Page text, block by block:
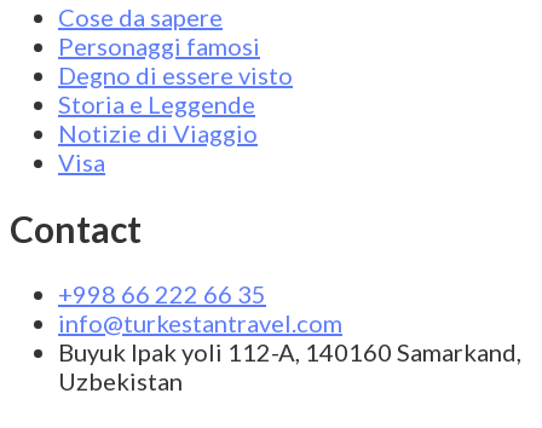
Cose da sapere
Personaggi famosi
Degno di essere visto
Storia e Leggende
Notizie di Viaggio
Visa
Contact
+998 66 222 66 35
info@turkestantravel.com
Buyuk Ipak yoli 112-A, 140160 Samarkand,
Uzbekistan